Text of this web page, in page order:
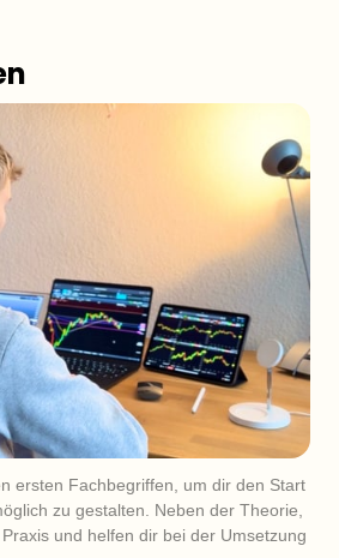
ersten Fachbegriffen, um dir den Start
zu gestalten. Neben der Theorie,
und helfen dir bei der Umsetzung